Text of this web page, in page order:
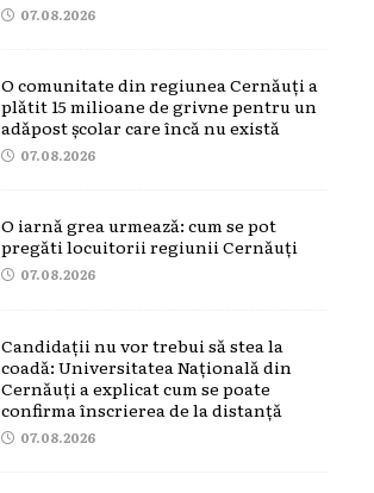
07.08.2026
O comunitate din regiunea Cernăuți a
plătit 15 milioane de grivne pentru un
adăpost școlar care încă nu există
07.08.2026
O iarnă grea urmează: cum se pot
pregăti locuitorii regiunii Cernăuți
07.08.2026
Candidații nu vor trebui să stea la
coadă: Universitatea Națională din
Cernăuți a explicat cum se poate
confirma înscrierea de la distanță
07.08.2026